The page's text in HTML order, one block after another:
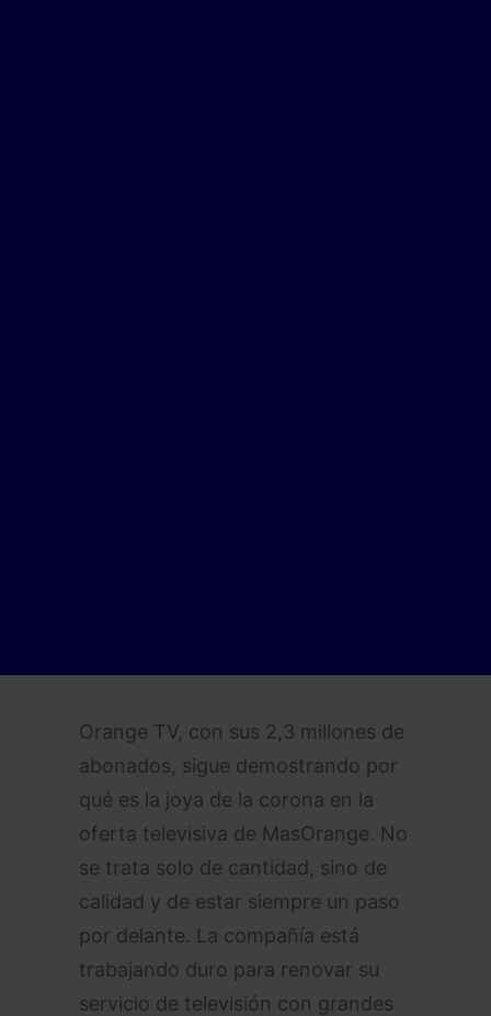
Orange TV, con sus 2,3 millones de
abonados, sigue demostrando por
qué es la joya de la corona en la
oferta televisiva de MasOrange. No
se trata solo de cantidad, sino de
calidad y de estar siempre un paso
por delante. La compañía está
trabajando duro para renovar su
servicio de televisión con grandes